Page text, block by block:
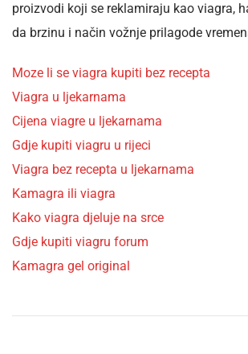
proizvodi koji se reklamiraju kao viagra,
da brzinu i način vožnje prilagode
Moze li se viagra kupiti bez recepta
Viagra u ljekarnama
Cijena viagre u ljekarnama
Gdje kupiti viagru u rijeci
Viagra bez recepta u ljekarnama
Kamagra ili viagra
Kako viagra djeluje na srce
Gdje kupiti viagru forum
Kamagra gel original